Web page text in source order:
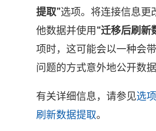
提取”选项。将连接信息更
他数据并使用“迁移后刷新
项时，这可能会以一种会
问题的方式意外地公开数据
有关详细信息，请参见选
刷新数据提取。